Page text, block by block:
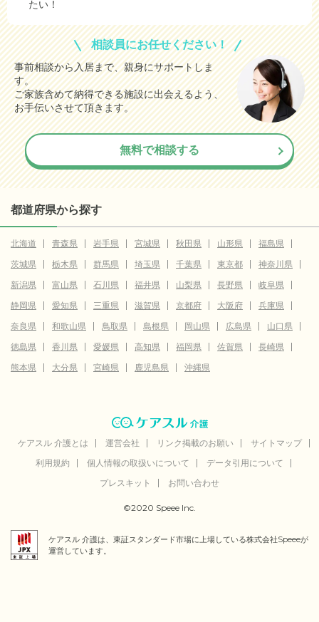
たい！
相談員にお任せください！
事前相談から入居まで、親身にサポートしま
す。
ご家族含めて納得できる施設に出会えるよう、
お手伝いさせて頂きます。
無料で相談する
都道府県から探す
北海道 青森県 岩手県 宮城県 秋田県 山形県
福島県
茨城県
栃木県 群馬県 埼玉県 千葉県 東京都
神奈川県
新潟県
富山県 石川県 福井県 山梨県 長野県
岐阜県
静岡県
愛知県 三重県 滋賀県 京都府 大阪府
兵庫県
奈良県
和歌山県 鳥取県 島根県 岡山県 広島県
山口県
徳島県
香川県 愛媛県 高知県 福岡県 佐賀県
長崎県
熊本県
大分県 宮崎県 鹿児島県 沖縄県
ケアスル 介護とは 運営会社 リンク掲載のお願い
サイトマップ
利用規約
個人情報の取扱いについて
データ引用について
プレスキット
お問い合わせ
©2020 Speee Inc.
ケアスル 介護は、東証スタンダード市場に上場している株式会社Speeeが
運営しています。